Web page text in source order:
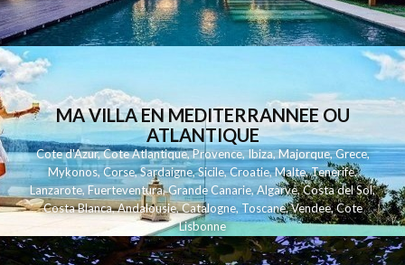
MA VILLA EN MEDITERRANNEE OU
ATLANTIQUE
Cote d'Azur,Cote Atlantique,Provence,Ibiza,Majorque,Grece,
Mykonos,Corse,Sardaigne,Sicile,Croatie,Malte,Tenerife,
Lanzarote,Fuerteventura,Grande Canarie,Algarve,Costa del Sol,
Costa Blanca,Andalousie,Catalogne,Toscane,Vendee,Cote
Lisbonne